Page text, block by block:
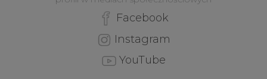
Facebook
Instagram
YouTube